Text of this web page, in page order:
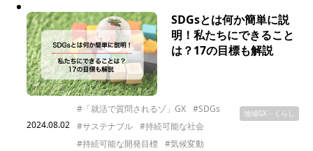
SDGsとは何か簡単に説
明！私たちにできること
は？17の目標も解説
2024.08.02
#「就活で質問されるゾ」GX
#SDGs
#サステナブル
#持続可能な社会
#持続可能な開発目標
#気候変動
地域GX・くらし